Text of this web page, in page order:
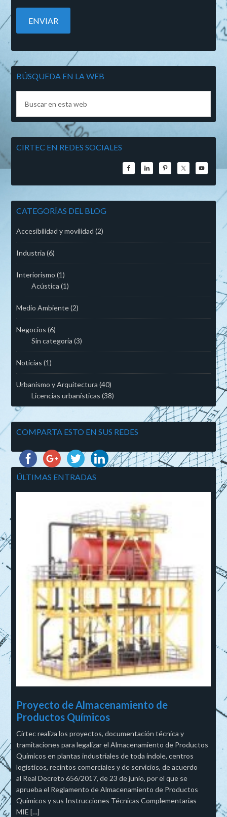
BÚSQUEDA EN LA WEB
CIRTEC EN REDES SOCIALES
CATEGORÍAS DEL BLOG
Accesibilidad y movilidad (2)
Industria (6)
Interiorismo (1)
Acústica (1)
Medio Ambiente(2)
Negocios (6)
Sin categoría (3)
Noticias (1)
Urbanismo y Arquitectura (40)
Licencias urbanísticas (38)
COMPARTA ESTO EN SUS REDES
ÚLTIMAS ENTRADAS
Proyecto de Almacenamiento de
Productos Químicos
Cirtec realiza los proyectos, documentación técnica y
tramitaciones para legalizar el Almacenamiento de Productos
Químicos en plantas industriales de toda índole, centros
logísticos, recintos comerciales y de servicios, de acuerdo
al Real Decreto 656/2017, de 23 de junio, por el que se
aprueba el Reglamento de Almacenamiento de Productos
Químicos y sus Instrucciones Técnicas Complementarias
MIE […]